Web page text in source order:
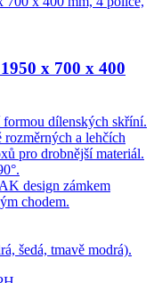
x 700 x 400
dílenských skříní.
rozměrných a lehčích
pro drobnější materiál.
design zámkem
chodem.
šedá, tmavě modrá).